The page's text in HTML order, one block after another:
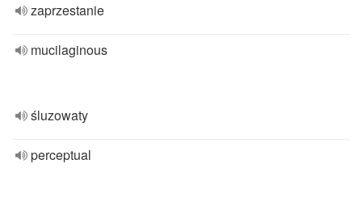
zaprzestanie
mucilaginous
śluzowaty
perceptual